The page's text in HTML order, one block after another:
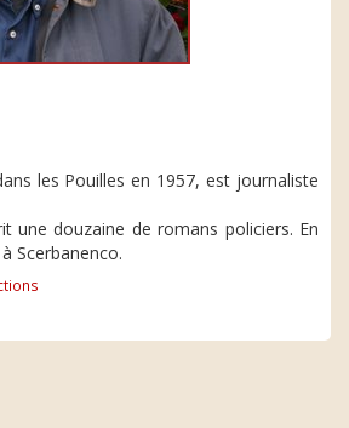
les Pouilles en 1957, est journaliste
une douzaine de romans policiers. En
Scerbanenco.